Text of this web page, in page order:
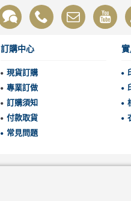
訂購中心
現貨訂購
專業訂做
訂購須知
付款取貨
常見問題